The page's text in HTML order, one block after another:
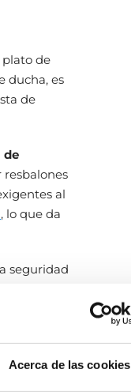
Acerca de las cookies
plato de
ducha, es
de
de
resbalones
al
, lo que da
seguridad
durabilidad